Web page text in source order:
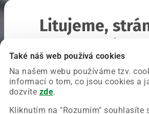
Také náš web používá cookies
Na našem webu používáme tzv.
informací o tom, co jsou cookies a
dozvíte zde.
Kliknutím na "Rozumím" souhlasíte
Litujeme,
Chyba nastala na naší straně a
Zkuste prosím znovu načíst